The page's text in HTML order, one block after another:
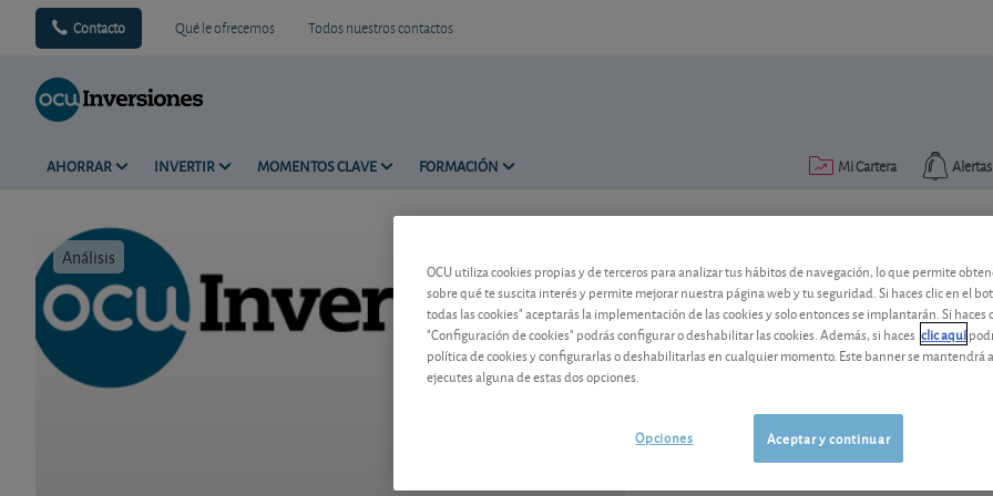
Contacto Qué le ofrecemos Todos nuestros contactos
AHORRAR INVERTIR MOMENTOS CLAVE FORMACIÓN Alertas
Mi Cartera
Análisis
ArcelorMittal: buen
ArcelorMittal 62,98 EUR
-0,88 EUR (-1,38 %)
Ver detalladamente
OCU utiliza cookies propias y de terceros para analizar tus hábitos de navegación, lo que permite
sobre qué te suscita interés y permite mejorar nuestra página web y tu seguridad. Si haces clic en el
todas las cookies" aceptarás la implementación de las cookies y solo entonces se implantarán. Si haces
"Configuración de cookies" podrás configurar o deshabilitar las cookies. Además, si haces clic aquí
política de cookies y configurarlas o deshabilitarlas en cualquier momento. Este banner se mantendrá
ejecutes alguna de estas dos opciones.
Aceptar y continuar
Opciones